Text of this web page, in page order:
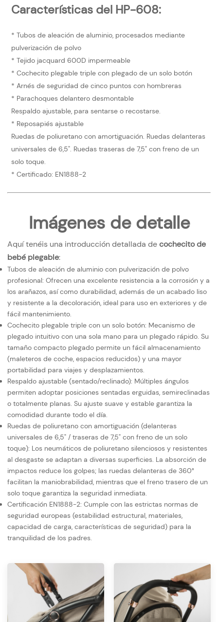
Características del HP-608:
* Tubos de aleación de aluminio, procesados ​​mediante
pulverización de polvo
* Tejido jacquard 600D impermeable
* Cochecito plegable triple con plegado de un solo botón
* Arnés de seguridad de cinco puntos con hombreras
* Parachoques delantero desmontable
Respaldo ajustable, para sentarse o recostarse.
* Reposapiés ajustable
Ruedas de poliuretano con amortiguación. Ruedas delanteras
universales de 6,5". Ruedas traseras de 7,5" con freno de un
solo toque.
* Certificado: EN1888-2
Imágenes de detalle
Aquí tenéis una introducción detallada decochecito de
bebé plegable:
Tubos de aleación de aluminio con pulverización de polvo
profesional: Ofrecen una excelente resistencia a la corrosión y a
los arañazos, así como durabilidad, además de un acabado liso
y resistente a la decoloración, ideal para uso en exteriores y de
fácil mantenimiento.
Cochecito plegable triple con un solo botón: Mecanismo de
plegado intuitivo con una sola mano para un plegado rápido. Su
tamaño compacto plegado permite un fácil almacenamiento
(maleteros de coche, espacios reducidos) y una mayor
portabilidad para viajes y desplazamientos.
Respaldo ajustable (sentado/reclinado): Múltiples ángulos
permiten adoptar posiciones sentadas erguidas, semireclinadas
o totalmente planas. Su ajuste suave y estable garantiza la
comodidad durante todo el día.
Ruedas de poliuretano con amortiguación (delanteras
universales de 6,5" / traseras de 7,5" con freno de un solo
toque): Los neumáticos de poliuretano silenciosos y resistentes
al desgaste se adaptan a diversas superficies. La absorción de
impactos reduce los golpes; las ruedas delanteras de 360°
facilitan la maniobrabilidad, mientras que el freno trasero de un
solo toque garantiza la seguridad inmediata.
Certificación EN1888-2: Cumple con las estrictas normas de
seguridad europeas (estabilidad estructural, materiales,
capacidad de carga, características de seguridad) para la
tranquilidad de los padres.